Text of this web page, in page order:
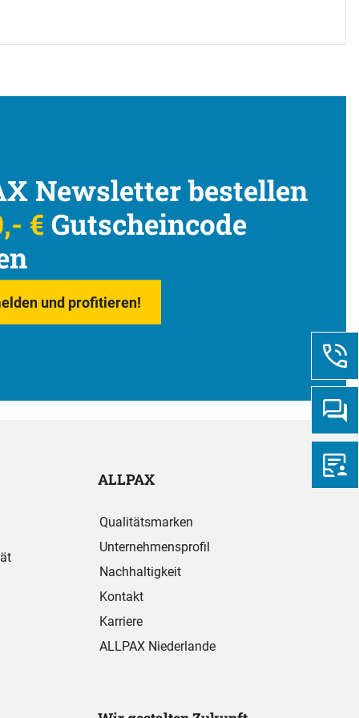
Newsletter bestellen
€ Gutscheincode
und profitieren!
ALLPAX
Qualitätsmarken
Unternehmensprofil
Nachhaltigkeit
Kontakt
Karriere
ALLPAX Niederlande